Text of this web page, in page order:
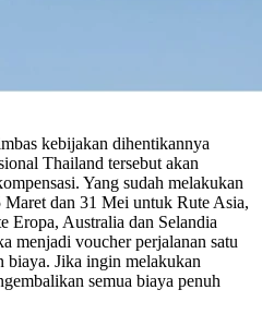
kebijakan dihentikannya
Thailand tersebut akan
Yang sudah melakukan
Maret dan 31 Mei untuk Rute Asia,
Eropa, Australia dan Selandia
menjadi voucher perjalanan satu
biaya. Jika ingin melakukan
semua biaya penuh